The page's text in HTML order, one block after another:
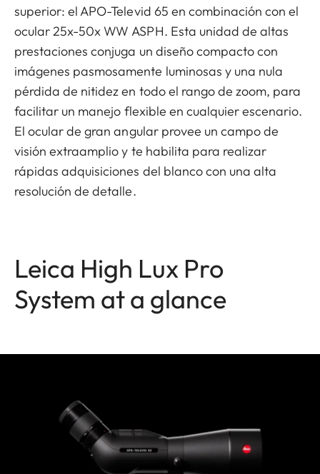
superior: el APO-Televid 65 en combinación con el
ocular 25x-50x WW ASPH. Esta unidad de altas
prestaciones conjuga un diseño compacto con
imágenes pasmosamente luminosas y una nula
pérdida de nitidez en todo el rango de zoom, para
facilitar un manejo flexible en cualquier escenario.
El ocular de gran angular provee un campo de
visión extraamplio y te habilita para realizar
rápidas adquisiciones del blanco con una alta
resolución de detalle.
Leica High Lux Pro
System at a glance